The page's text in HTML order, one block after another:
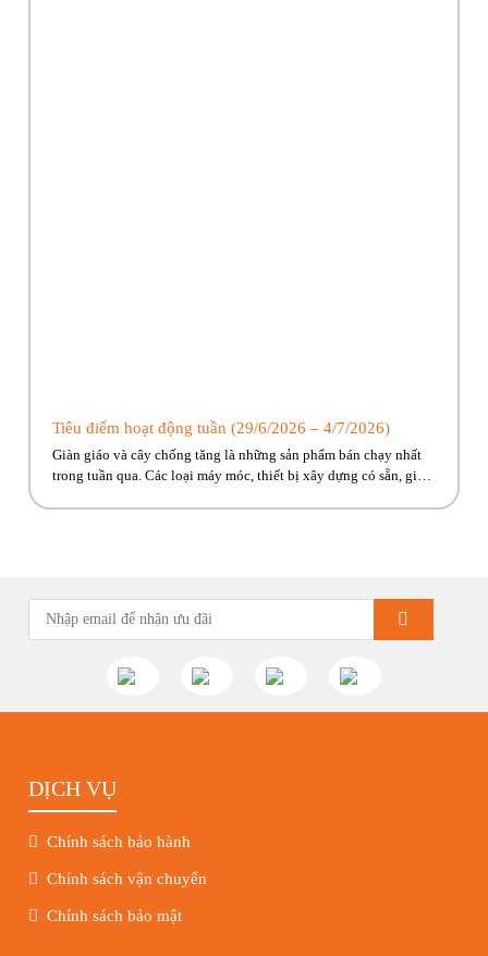
Tiêu điểm hoạt động tuần (29/6/2026 – 4/7/2026)
Giàn giáo và cây chống tăng là những sản phẩm bán chạy nhất
trong tuần qua. Các loại máy móc, thiết bị xây dựng có sẵn, giao
DỊCH VỤ
Chính sách bảo hành
Chính sách vận chuyển
Chính sách bảo mật